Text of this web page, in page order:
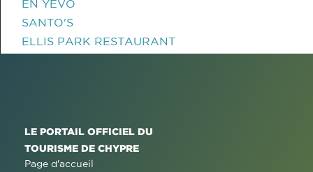
EN YEVO
SANTO'S
ELLIS PARK RESTAURANT
LE PORTAIL OFFICIEL DU
TOURISME DE CHYPRE
Page d'accueil